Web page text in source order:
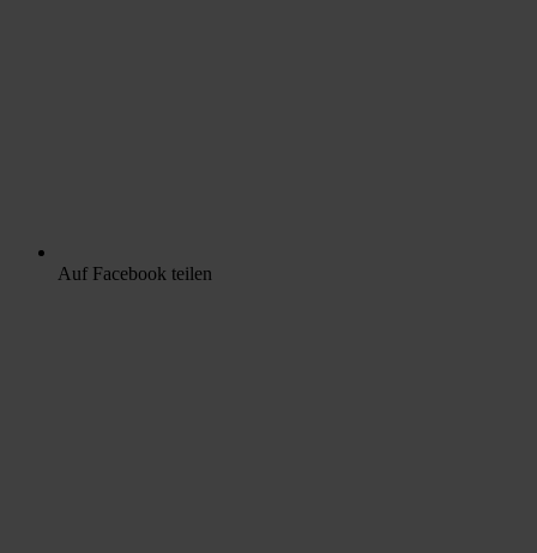
Auf Facebook teilen